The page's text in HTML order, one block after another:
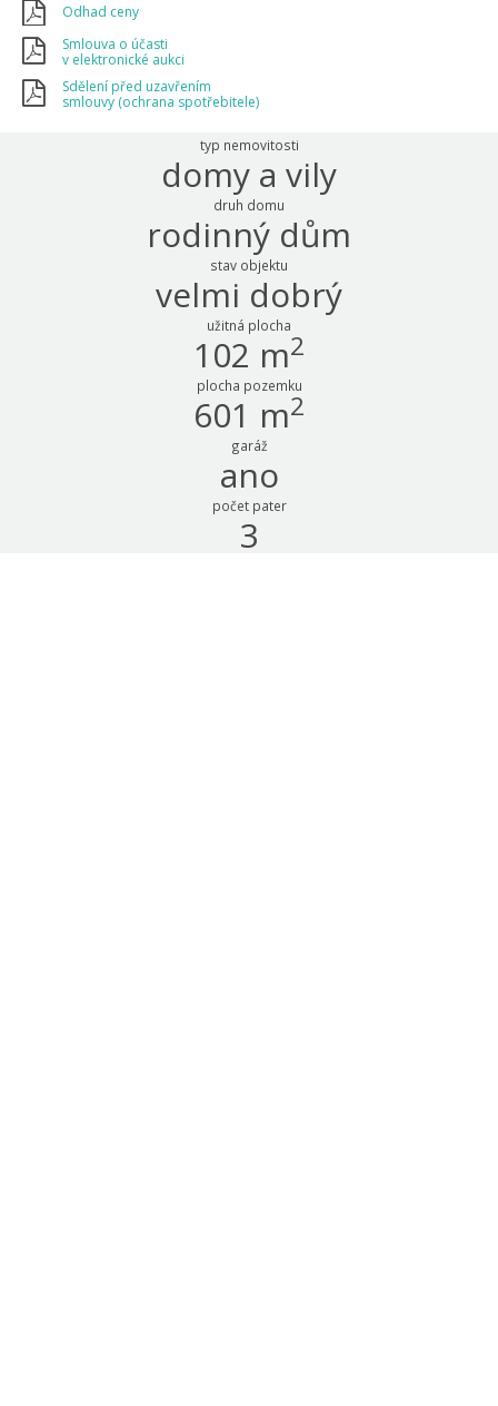
Odhad ceny
Smlouva o účasti
v elektronické aukci
Sdělení před uzavřením
smlouvy (ochrana spotřebitele)
typ nemovitosti
domy a vily
druh domu
rodinný dům
stav objektu
velmi dobrý
užitná plocha
102 m2
plocha pozemku
601 m2
garáž
ano
počet pater
3